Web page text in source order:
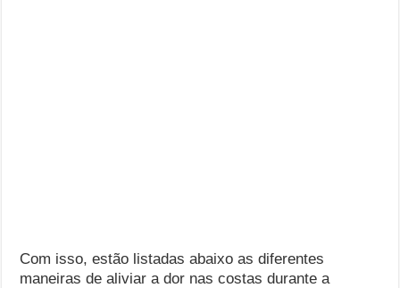
Com isso, estão listadas abaixo as diferentes
maneiras de aliviar a dor nas costas durante a